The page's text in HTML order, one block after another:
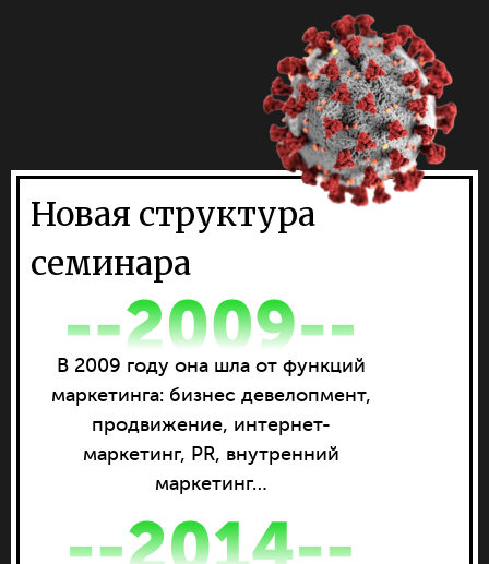
Новая структура
семинара
В 2009 году она шла от функций
маркетинга: бизнес девелопмент,
продвижение, интернет-
маркетинг, PR, внутренний
маркетинг…